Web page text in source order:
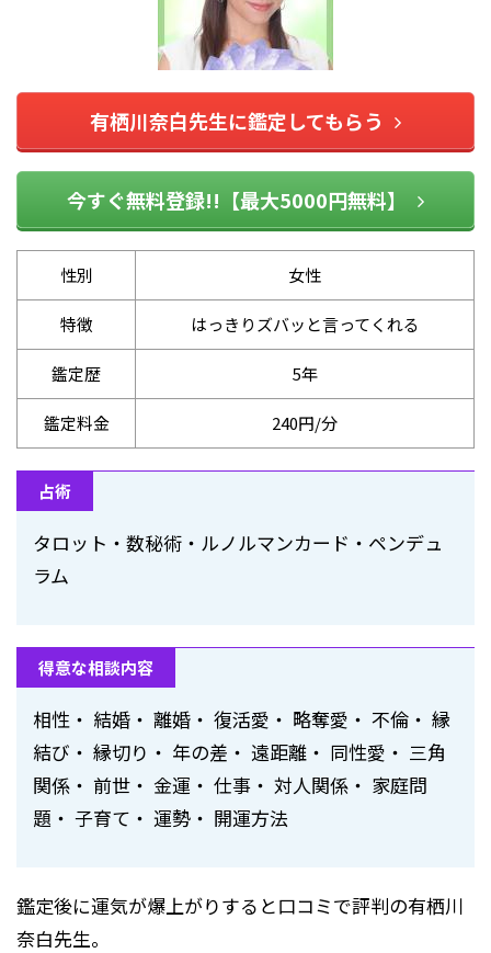
有栖川奈白先生に鑑定してもらう
今すぐ無料登録!!【最大5000円無料】
性別 女性
特徴 はっきりズバッと言ってくれる
鑑定歴 5年
鑑定料金 240円/分
占術
タロット・数秘術・ルノルマンカード・ペンデュ
ラム
得意な相談内容
相性・ 結婚・ 離婚・ 復活愛・ 略奪愛・ 不倫・ 縁
結び・ 縁切り・ 年の差・ 遠距離・ 同性愛・ 三角
関係・ 前世・ 金運・ 仕事・ 対人関係・ 家庭問
題・ 子育て・ 運勢・ 開運方法
鑑定後に運気が爆上がりすると口コミで評判の有栖川
奈白先生。